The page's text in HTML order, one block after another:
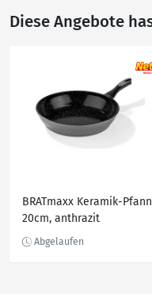
Diese Angebote
BRATmaxx Keramik-
20cm, anthrazit